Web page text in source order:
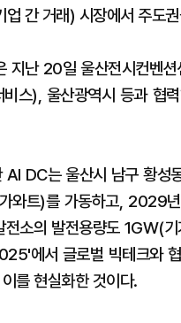
간 거래) 시장에서 주도
지난 20일 울산전시컨벤
스), 울산광역시 등과 협
AI DC는 울산시 남구 황
와트)를 가동하고, 2029
소의 발전용량도 1GW(
에서 글로벌 빅테크와
를 현실화한 것이다.